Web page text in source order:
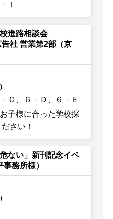
Ｉ
進路相談会
告社 営業第2部（京
Ｃ、６－Ｄ、６－Ｅ
子様に合った学校探
さい！
ない」新刊記念イベ
事務所様）